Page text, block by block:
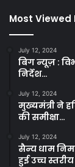
Most Viewed
July 12, 2024
बिग न्यूज़ :
निर्देश…
July 12, 2024
मुख्यमंत्री ने
की समीक्षा…
July 12, 2024
सैन्य धाम
हुई उच्च